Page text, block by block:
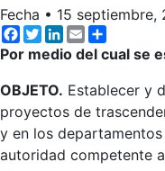
Fecha • 15 septiembre,
Facebook
TwitterLinkedIn
Email
Por medio del cual se
OBJETO. Establecer y
proyectos de
y en los
autoridad competente